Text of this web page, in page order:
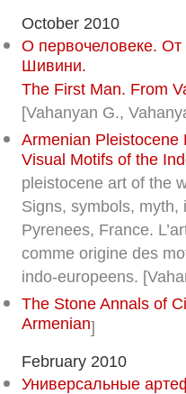
October 2010
О первочеловеке.
Шивини.
The First Man. From
[Vahanyan G.,
Armenian Pleistocene
Visual Motifs of the
pleistocene art of the
Signs, symbols,
Pyrenees, France.
comme origine des
indo-europeens.
The Stone Annals of
Armenian]
February 2010
Универсальные